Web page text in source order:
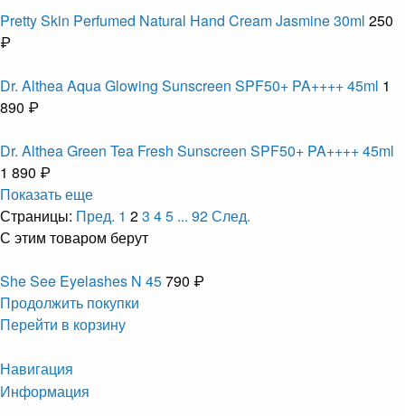
Pretty Skin Perfumed Natural Hand Cream Jasmine 30ml 250
₽
Dr. Althea Aqua Glowing Sunscreen SPF50+ PA++++ 45ml 1
890 ₽
Dr. Althea Green Tea Fresh Sunscreen SPF50+ PA++++ 45ml
1 890 ₽
Показать еще
Страницы: Пред. 1 23 45 ... 92След.
С этим товаром берут
She See Eyelashes N 45790 ₽
Продолжить покупки
Перейти в корзину
Навигация
Информация